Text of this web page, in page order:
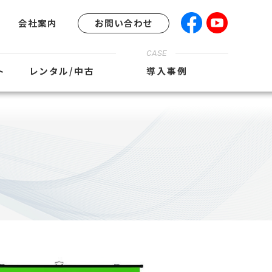
会社案内 お問い合わせ
レンタル/中古
CASE
導入事例